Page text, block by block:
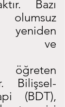
Bazı
ve
öğreten
Bilişsel-
(BDT),